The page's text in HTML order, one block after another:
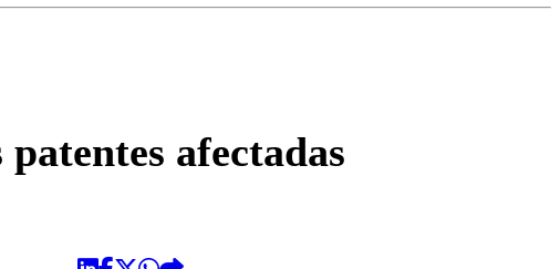
afectadas